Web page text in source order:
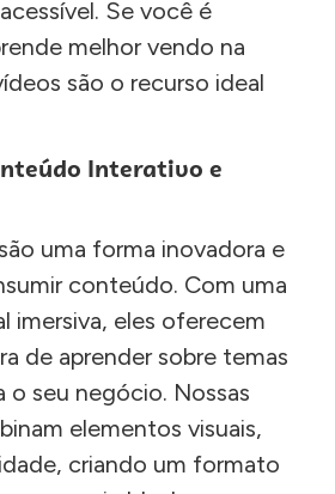
Se você é
melhor vendo na
são o recurso ideal
Interativo e
uma forma inovadora e
conteúdo. Com uma
imersiva, eles oferecem
de aprender sobre temas
o seu negócio. Nossas
elementos visuais,
criando um formato